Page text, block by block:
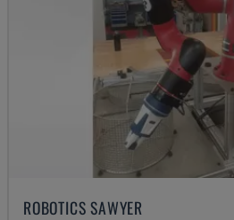
ROBOTICS SAWYER